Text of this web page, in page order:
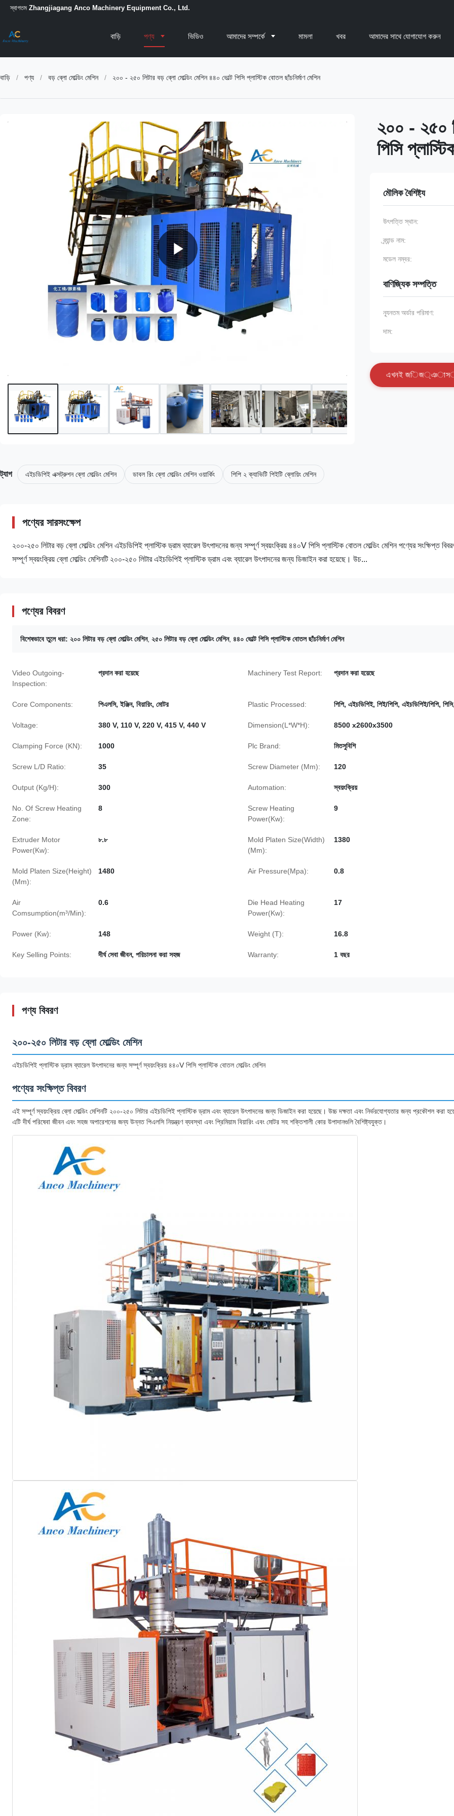
স্বাগতম Zhangjiagang Anco Machinery Equipment Co., Ltd.
বাড়ি পণ্য ভিডিও আমাদের সম্পর্কে মামলা খবর আমাদের সাথে যোগাযোগ করুন
বাড়ি / পণ্য / বড় ব্লো মোল্ডিং মেশিন / ২০০ - ২৫০ লিটার বড় ব্লো মোল্ডিং মেশিন ৪৪০ ভোল্ট পিসি প্লাস্টিক বোতল ছাঁচনির্মাণ মেশিন
২০০ - ২৫০
পিসি
মৌলিক বৈশিষ্ট্য
উৎপত্তি স্থান:
ব্র্যান্ড নাম:
মডেল নম্বর:
বাণিজ্যিক সম্পত্তি
ন্যূনতম অর্ডার পরিমাণ:
দাম:
এখনই জিজ্ঞাস
ট্যাগ এইচডিপিই এক্সট্রুশন ব্লো মোল্ডিং মেশিন ডাবল রিং ব্লো মোল্ডিং মেশিন ওয়ার্কিং পিপি ২ ক্যাভিটি পিইটি ব্লোয়িং মেশিন
পণ্যের সারসংক্ষেপ
২০০-২৫০ লিটার বড় ব্লো মোল্ডিং মেশিন এইচডিপিই প্লাস্টিক ড্রাম ব্যারেল উৎপাদনের জন্য সম্পূর্ণ স্বয়ংক্রিয় ৪৪০V পিসি প্লাস্টিক বোতল মোল্ডিং মেশিন পণ্যের সংক্ষিপ্ত
সম্পূর্ণ স্বয়ংক্রিয় ব্লো মোল্ডিং মেশিনটি ২০০-২৫০ লিটার এইচডিপিই প্লাস্টিক ড্রাম এবং ব্যারেল উৎপাদনের জন্য ডিজাইন করা হয়েছে। উচ...
পণ্যের বিবরণ
বিশেষভাবে তুলে ধরা: ২০০ লিটার বড় ব্লো মোল্ডিং মেশিন, ২৫০ লিটার বড় ব্লো মোল্ডিং মেশিন, ৪৪০ ভোল্ট পিসি প্লাস্টিক বোতল ছাঁচনির্মাণ মেশিন
Video Outgoing-
Inspection:
প্রদান করা হয়েছে Machinery Test Report: প্রদান করা হয়েছে
Core Components: পিএলসি, ইঞ্জিন, বিয়ারিং, মোটর Plastic Processed: পিপি, এইচডিপিই, পিই/পিপি, এইচডিপিই/পিপি,
Voltage: 380 V, 110 V, 220 V, 415 V, 440 V Dimension(L*W*H): 8500 x2600x3500
Clamping Force (KN): 1000 Plc Brand: মিতসুবিশি
Screw L/D Ratio: 35 Screw Diameter (Mm): 120
Output (Kg/H): 300 Automation: স্বয়ংক্রিয়
No. Of Screw Heating
Zone:
8
Screw Heating
Power(Kw):
9
Extruder Motor
Power(Kw):
৮.৮
Mold Platen Size(Width)
(Mm):
1380
Mold Platen Size(Height)
(Mm):
1480 Air Pressure(Mpa): 0.8
Air
Comsumption(m³/Min):
0.6
Die Head Heating
Power(Kw):
17
Power (Kw): 148 Weight (T): 16.8
Key Selling Points: দীর্ঘ সেবা জীবন, পরিচালনা করা সহজ Warranty: 1 বছর
পণ্য বিবরণ
২০০-২৫০ লিটার বড় ব্লো মোল্ডিং মেশিন
এইচডিপিই প্লাস্টিক ড্রাম ব্যারেল উৎপাদনের জন্য সম্পূর্ণ স্বয়ংক্রিয় ৪৪০V পিসি প্লাস্টিক বোতল মোল্ডিং মেশিন
পণ্যের সংক্ষিপ্ত বিবরণ
এই সম্পূর্ণ স্বয়ংক্রিয় ব্লো মোল্ডিং মেশিনটি ২০০-২৫০ লিটার এইচডিপিই প্লাস্টিক ড্রাম এবং ব্যারেল উৎপাদনের জন্য ডিজাইন করা হয়েছে। উচ্চ দক্ষতা এবং নির্ভরযোগ্যতার জন্য প্রকৌশল করা
এটি দীর্ঘ পরিষেবা জীবন এবং সহজ অপারেশনের জন্য উন্নত পিএলসি নিয়ন্ত্রণ ব্যবস্থা এবং প্রিমিয়াম বিয়ারিং এবং মোটর সহ শক্তিশালী কোর উপাদানগুলি বৈশিষ্ট্যযুক্ত।